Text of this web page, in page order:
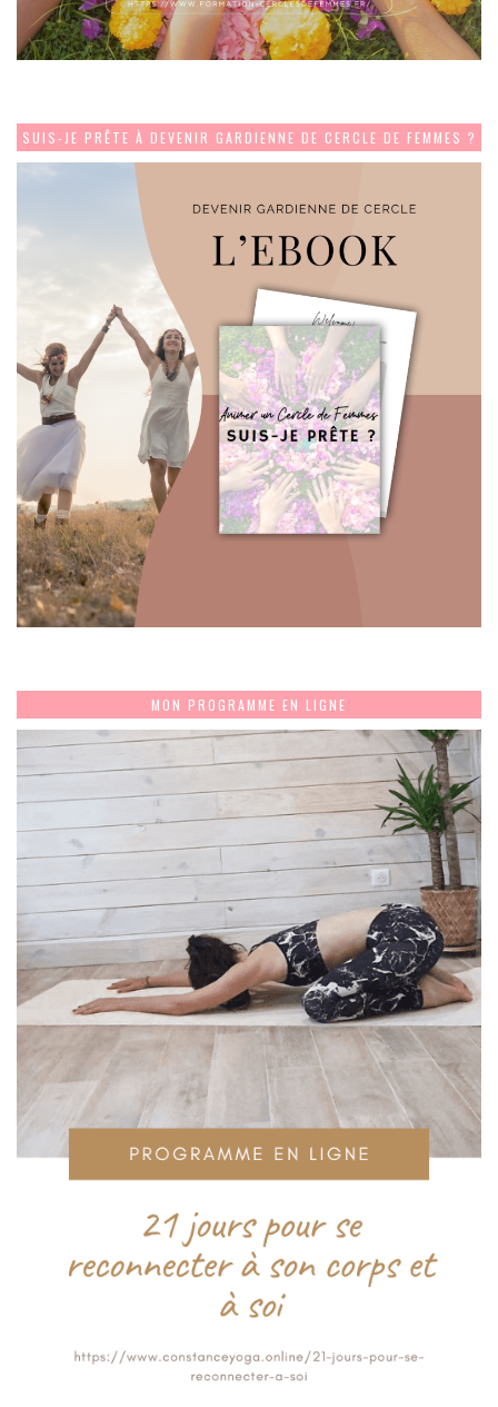
SUIS-JE PRÊTE À DEVENIR GARDIENNE DE CERCLE DE FEMMES ?
MON PROGRAMME EN LIGNE